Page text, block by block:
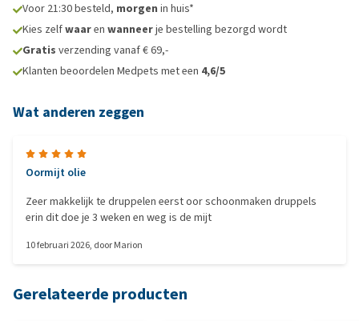
Voor 21:30 besteld, morgen in huis*
Kies zelfwaaren wanneerje bestelling bezorgd wordt
Gratis verzending vanaf € 69,-
Klanten beoordelen Medpets met een 4,6/5
Wat anderen zeggen
Oormijt olie
Zeer makkelijk te druppelen eerst oor schoonmaken druppels
erin dit doe je 3 weken en weg is de mijt
10 februari 2026, doorMarion
Gerelateerde producten